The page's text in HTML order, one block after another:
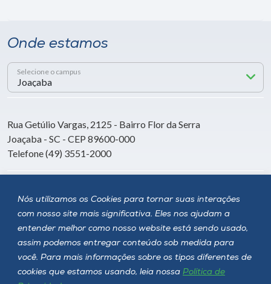
Nós utilizamos os Cookies para tornar suas interações
com nosso site mais significativa. Eles nos ajudam a
entender melhor como nosso website está sendo usado,
assim podemos entregar conteúdo sob medida para
você. Para mais informações sobre os tipos diferentes de
cookies que estamos usando, leia nossa Política de
Onde estamos
Selecione o campus
Rua Getúlio Vargas, 2125 - Bairro Flor da Serra
Joaçaba - SC - CEP 89600-000
Telefone (49) 3551-2000
Siga a Unoesc